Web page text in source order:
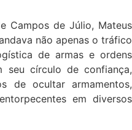
Campos de Júlio, Mateus
não apenas o tráfico
de armas e ordens
seu círculo de confiança,
de ocultar armamentos,
em diversos